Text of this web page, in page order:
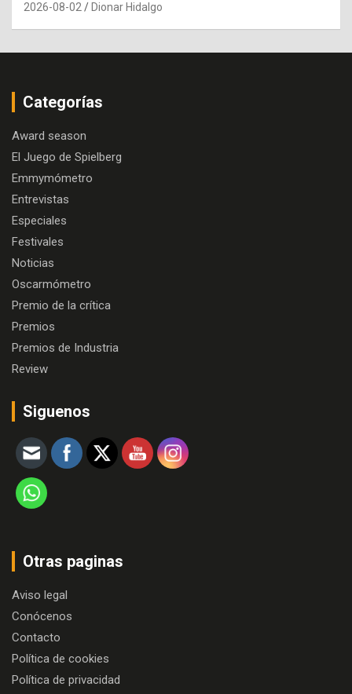
2026-08-02 Dionar Hidalgo
Categorías
Award season
El Juego de Spielberg
Emmymómetro
Entrevistas
Especiales
Festivales
Noticias
Oscarmómetro
Premio de la crítica
Premios
Premios de Industria
Review
Siguenos
Otras paginas
Aviso legal
Conócenos
Contacto
Política de cookies
Política de privacidad